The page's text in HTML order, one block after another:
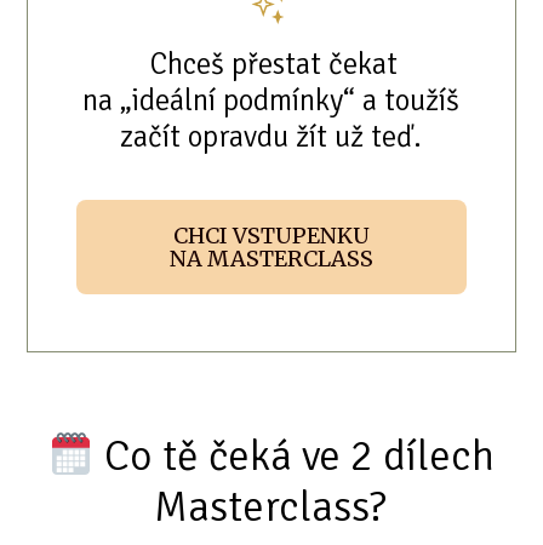
Chceš přestat čekat
na „ideální podmínky“ a toužíš
začít opravdu žít už teď.
CHCI VSTUPENKU
NA MASTERCLASS
Co tě čeká ve 2 dílech
Masterclass?